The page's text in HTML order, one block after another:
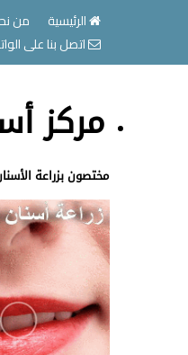
الرئيسية من
اتصل بنا على
مركز
مختصون بزراعة